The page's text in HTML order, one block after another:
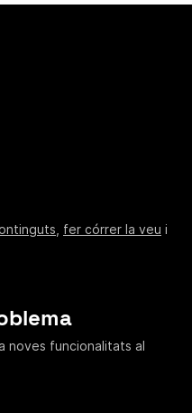
fer córrer la veu i
noves funcionalitats al